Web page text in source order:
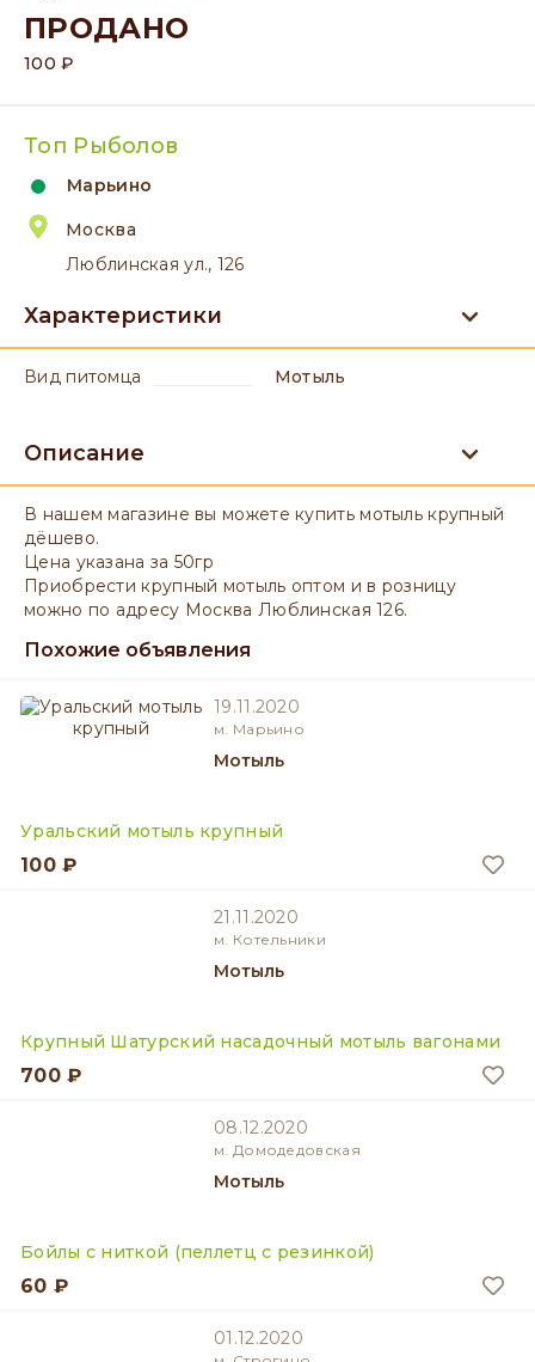
ПРОДАНО
100 ₽
Топ Рыболов
Марьино
Москва
Люблинская ул., 126
Характеристики
вид питомца Мотыль
Описание
В нашем магазине вы можете купить мотыль крупный
дёшево.
Цена указана за 50гр
Приобрести крупный мотыль оптом и в розницу
можно по адресу Москва Люблинская 126.
Похожие объявления
19.11.2020
м. Марьино
Мотыль
Уральский мотыль крупный
100 ₽
21.11.2020
м. Котельники
Мотыль
Крупный Шатурский насадочный мотыль вагонами
700 ₽
08.12.2020
м. Домодедовская
Мотыль
Бойлы с ниткой (пеллетц с резинкой)
60 ₽
01.12.2020